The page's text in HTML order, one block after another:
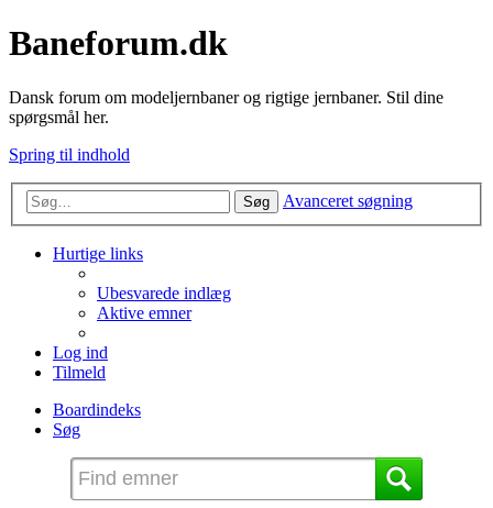
Baneforum.dk
Dansk forum om modeljernbaner og rigtige jernbaner. Stil dine
spørgsmål her.
Spring til indhold
Søg Avanceret søgning
Hurtige links
Ubesvarede indlæg
Aktive emner
Log ind
Tilmeld
Boardindeks
Søg